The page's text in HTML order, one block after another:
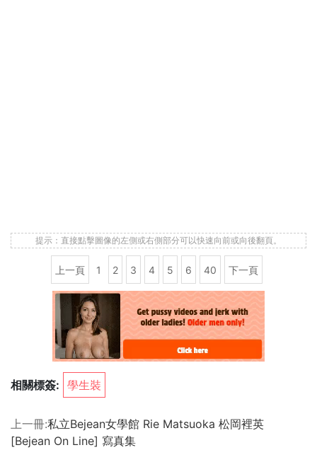
提示：直接點擊圖像的左側或右側部分可以快速向前或向後翻頁。
上一頁 1 2 3 4 5 6 40 下一頁
相關標簽: 學生裝
上一冊:私立Bejean女學館 Rie Matsuoka 松岡裡英
[Bejean On Line] 寫真集